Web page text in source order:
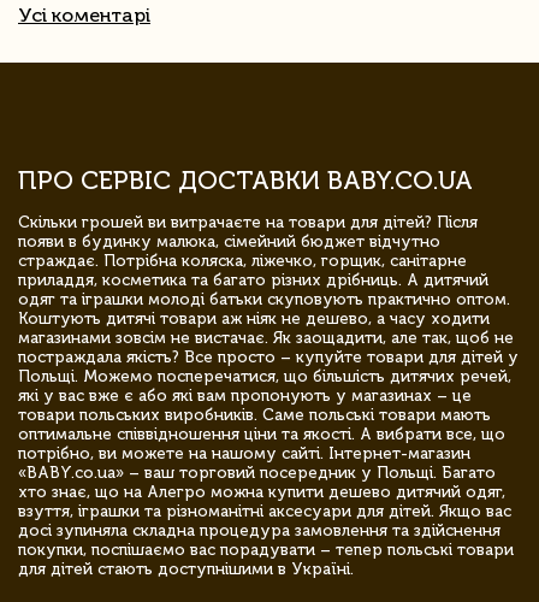
Усі коментарі
ПРО СЕРВІС ДОСТАВКИ BABY.CO.UA
Скільки грошей ви витрачаєте на товари для дітей? Після
появи в будинку малюка, сімейний бюджет відчутно
страждає. Потрібна коляска, ліжечко, горщик, санітарне
приладдя, косметика та багато різних дрібниць. А дитячий
одяг та іграшки молоді батьки скуповують практично оптом.
Коштують дитячі товари аж ніяк не дешево, а часу ходити
магазинами зовсім не вистачає. Як заощадити, але так, щоб не
постраждала якість? Все просто – купуйте товари для дітей у
Польщі. Можемо посперечатися, що більшість дитячих речей,
які у вас вже є або які вам пропонують у магазинах – це
товари польських виробників. Саме польські товари мають
оптимальне співвідношення ціни та якості. А вибрати все, що
потрібно, ви можете на нашому сайті. Інтернет-магазин
«BABY.co.ua» – ваш торговий посередник у Польщі. Багато
хто знає, що на Алегро можна купити дешево дитячий одяг,
взуття, іграшки та різноманітні аксесуари для дітей. Якщо вас
досі зупиняла складна процедура замовлення та здійснення
покупки, поспішаємо вас порадувати – тепер польські товари
для дітей стають доступнішими в Україні.